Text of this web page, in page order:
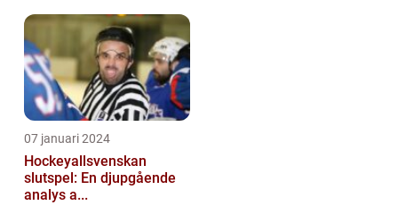
07 januari 2024
Hockeyallsvenskan
slutspel: En djupgående
analys a...